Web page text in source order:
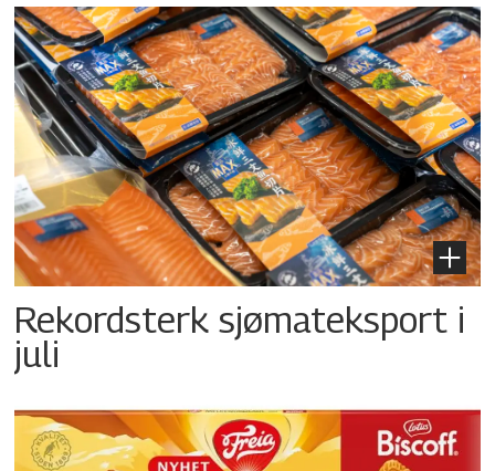
Rekordsterk sjømateksport i
juli